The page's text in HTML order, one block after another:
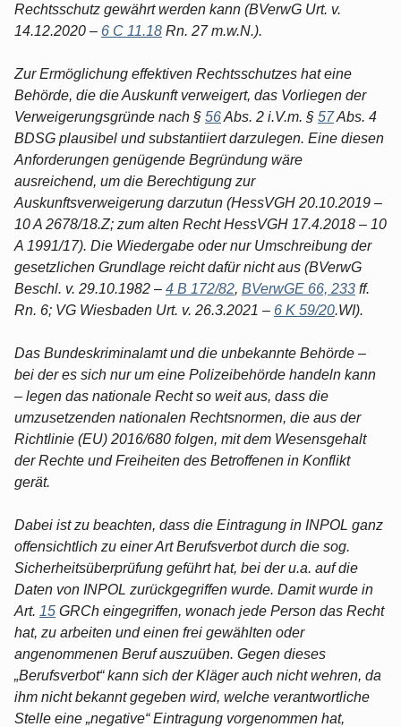
Rechtsschutz gewährt werden kann (BVerwG Urt. v.
14.12.2020 – 6 C 11.18 Rn. 27 m.w.N.).
Zur Ermöglichung effektiven Rechtsschutzes hat eine
Behörde, die die Auskunft verweigert, das Vorliegen der
Verweigerungsgründe nach § 56Abs. 2 i.V.m. § 57Abs. 4
BDSG plausibel und substantiiert darzulegen. Eine diesen
Anforderungen genügende Begründung wäre
ausreichend, um die Berechtigung zur
Auskunftsverweigerung darzutun (HessVGH 20.10.2019 –
10 A 2678/18.Z; zum alten Recht HessVGH 17.4.2018 – 10
A 1991/17). Die Wiedergabe oder nur Umschreibung der
gesetzlichen Grundlage reicht dafür nicht aus (BVerwG
Beschl. v. 29.10.1982 – 4 B 172/82, BVerwGE 66, 233 ff.
Rn. 6; VG Wiesbaden Urt. v. 26.3.2021 – 6 K 59/20.WI).
Das Bundeskriminalamt und die unbekannte Behörde –
bei der es sich nur um eine Polizeibehörde handeln kann
– legen das nationale Recht so weit aus, dass die
umzusetzenden nationalen Rechtsnormen, die aus der
Richtlinie (EU) 2016/680 folgen, mit dem Wesensgehalt
der Rechte und Freiheiten des Betroffenen in Konflikt
gerät.
Dabei ist zu beachten, dass die Eintragung in INPOL ganz
offensichtlich zu einer Art Berufsverbot durch die sog.
Sicherheitsüberprüfung geführt hat, bei der u.a. auf die
Daten von INPOL zurückgegriffen wurde. Damit wurde in
Art. 15 GRCh eingegriffen, wonach jede Person das Recht
hat, zu arbeiten und einen frei gewählten oder
angenommenen Beruf auszuüben. Gegen dieses
„Berufsverbot“ kann sich der Kläger auch nicht wehren, da
ihm nicht bekannt gegeben wird, welche verantwortliche
Stelle eine „negative“ Eintragung vorgenommen hat,